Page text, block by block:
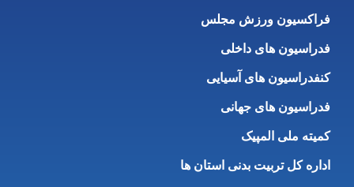
فراکسیون ورزش مجلس
فدراسیون های داخلی
کنفدراسیون های آسیایی
فدراسیون های جهانی
کمیته ملی المپیک
اداره کل تربیت بدنی استان ها